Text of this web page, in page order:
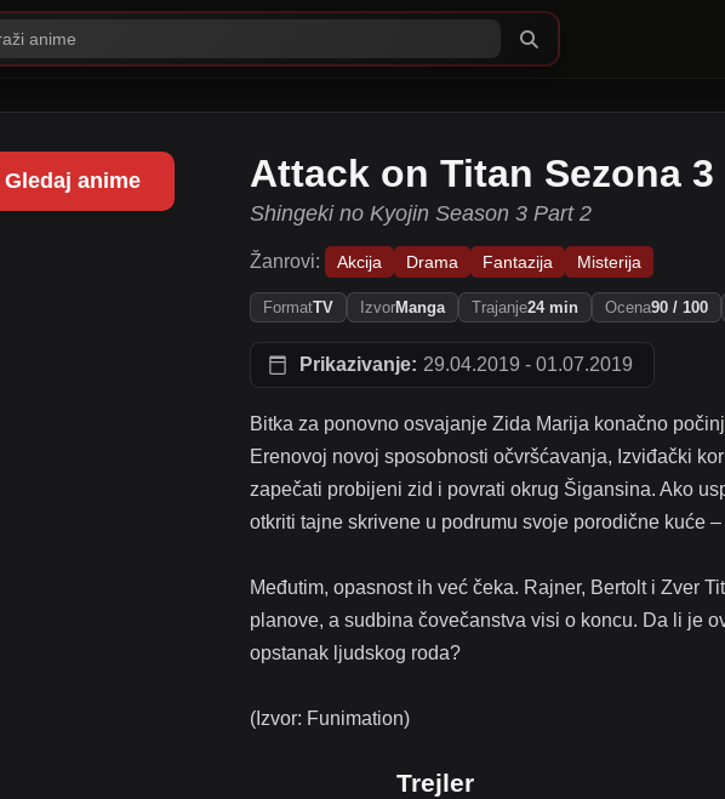
Gledaj anime Attack on Titan Sezona 3
Shingeki no Kyojin Season 3 Part 2
Žanrovi: Akcija Drama Fantazija Misterija
FormatTV IzvorManga Trajanje24 min Ocena90 / 100
Prikazivanje: 29.04.2019 - 01.07.2019
Bitka za ponovno osvajanje Zida Marija konačno
Erenovoj novoj sposobnosti očvršćavanja, Izviđački
zapečati probijeni zid i povrati okrug Šigansina. Ako
otkriti tajne skrivene u podrumu svoje porodične kuće
Međutim, opasnost ih već čeka. Rajner, Bertolt i Zver
planove, a sudbina čovečanstva visi o koncu. Da li je
opstanak ljudskog roda?
(Izvor: Funimation)
Trejler